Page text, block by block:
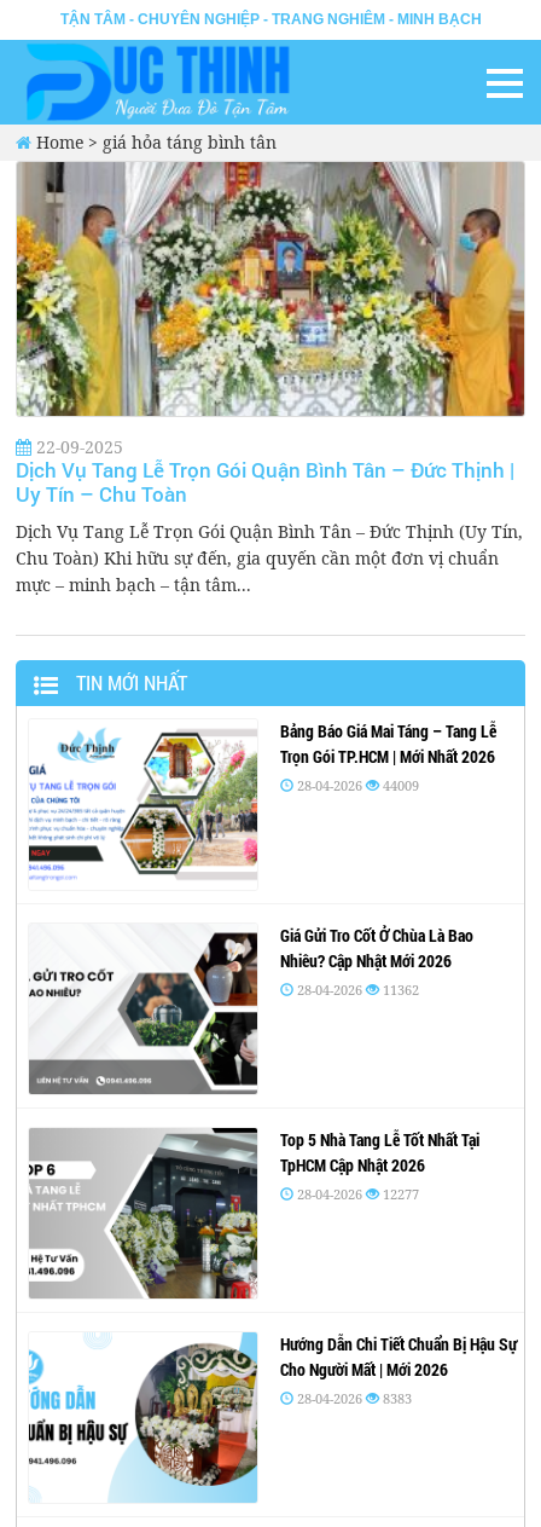
TẬN TÂM - CHUYÊN NGHIỆP - TRANG NGHIÊM - MINH BẠCH
Home > giá hỏa táng bình tân
22-09-2025
Dịch Vụ Tang Lễ Trọn Gói Quận Bình Tân – Đức Thịnh |
Uy Tín – Chu Toàn
Dịch Vụ Tang Lễ Trọn Gói Quận Bình Tân – Đức Thịnh (Uy Tín,
Chu Toàn) Khi hữu sự đến, gia quyến cần một đơn vị chuẩn
mực – minh bạch – tận tâm...
TIN MỚI NHẤT
Bảng Báo Giá Mai Táng – Tang Lễ
Trọn Gói TP.HCM | Mới Nhất 2026
28-04-2026 44009
Giá Gửi Tro Cốt Ở Chùa Là Bao
Nhiêu? Cập Nhật Mới 2026
28-04-2026 11362
Top 5 Nhà Tang Lễ Tốt Nhất Tại
TpHCM Cập Nhật 2026
28-04-2026 12277
Hướng Dẫn Chi Tiết Chuẩn Bị Hậu Sự
Cho Người Mất | Mới 2026
28-04-2026 8383